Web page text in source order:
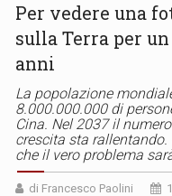
Per vedere una
sulla Terra per
anni
La popolazione
8.000.000.000 di
Cina. Nel 2037 il
crescita sta
che il vero problema
di Francesco Paolini